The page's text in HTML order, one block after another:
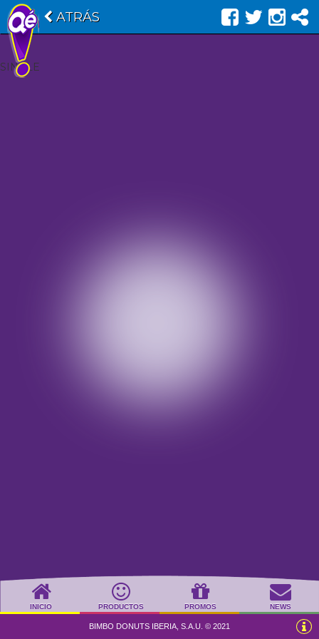
ATRÁS
SINGLE
INICIO PRODUCTOS PROMOS NEWS
BIMBO DONUTS IBERIA, S.A.U. © 2021